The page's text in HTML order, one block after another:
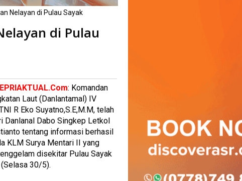
Nelayan di Pulau Sayak
di Pulau
: Komandan
Laut (Danlantamal) IV
R Eko Suyatno,S.E,M.M, telah
Danlanal Dabo Singkep Letkol
tentang informasi berhasil
KLM Surya Mentari II yang
disekitar Pulau Sayak
30/5).